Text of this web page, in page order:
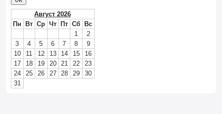
Август 2026
Пн
Вт Ср Чт Пт Сб
Вс
1
2
3
4 5 6 7 8
9
10
11 12 13 14 15
16
17
18 19 20 21 22
23
24
25 26 27 28 29
30
31